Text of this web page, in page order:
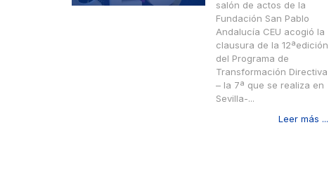
salón de actos de la
Fundación San Pablo
Andalucía CEU acogió la
clausura de la 12ªedición
del Programa de
Transformación Directiva
– la 7ª que se realiza en
Sevilla-...
Leer más ...